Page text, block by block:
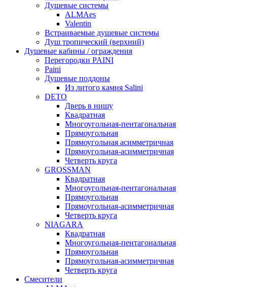
Душевые системы
ALMAes
Valentin
Встраиваемые душевые системы
Душ тропический (верхний)
Душевые кабины / ограждения
Перегородки PAINI
Paini
Душевые поддоны
Из литого камня Salini
DETO
Дверь в нишу
Квадратная
Многоугольная-пентагональная
Прямоугольная
Прямоугольная асимметричная
Прямоугольная-асимметричная
Четверть круга
GROSSMAN
Квадратная
Многоугольная-пентагональная
Прямоугольная
Прямоугольная-асимметричная
Четверть круга
NIAGARA
Квадратная
Многоугольная-пентагональная
Прямоугольная
Прямоугольная-асимметричная
Четверть круга
Смесители